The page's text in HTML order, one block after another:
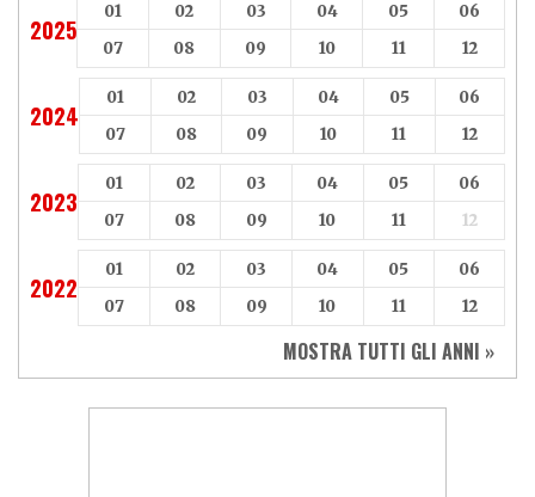
2025
01 02 03 04 05
06
07
08 09 10 11 12
2024
01 02 03 04 05
06
07
08 09 10 11 12
2023
01 02 03 04 05
06
07
08 09 10 11 12
2022
01 02 03 04 05
06
07
08 09 10 11 12
MOSTRA TUTTI GLI ANNI »